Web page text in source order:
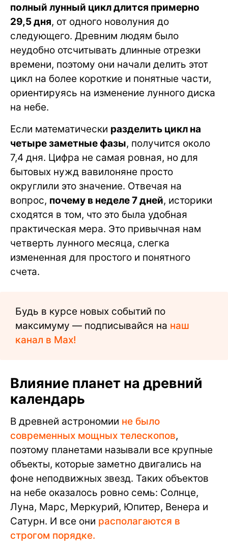
полный лунный цикл длится примерно
29,5 дня, от одного новолуния до
следующего. Древним людям было
неудобно отсчитывать длинные отрезки
времени, поэтому они начали делить этот
цикл на более короткие и понятные части,
ориентируясь на изменение лунного диска
на небе.
Если математически разделить цикл на
четыре заметные фазы, получится около
7,4 дня. Цифра не самая ровная, но для
бытовых нужд вавилоняне просто
округлили это значение. Отвечая на
вопрос, почему в неделе 7 дней, историки
сходятся в том, что это была удобная
практическая мера. Это привычная нам
четверть лунного месяца, слегка
измененная для простого и понятного
счета.
Будь в курсе новых событий по
максимуму — подписывайся на наш
канал в Max!
Влияние планет на древний
календарь
В древней астрономии не было
современных мощных телескопов,
поэтому планетами называли все крупные
объекты, которые заметно двигались на
фоне неподвижных звезд. Таких объектов
на небе оказалось ровно семь: Солнце,
Луна, Марс, Меркурий, Юпитер, Венера и
Сатурн. И все они располагаются в
строгом порядке.